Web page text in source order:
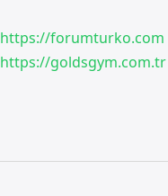
https://forumturko.com
https://goldsgym.com.tr